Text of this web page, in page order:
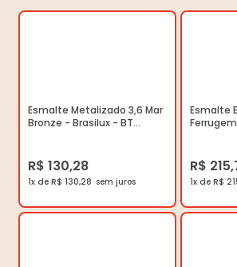
Esmalte Metalizado 3,6 Mar
Bronze - Brasilux - BT
R$ 130,28
1x de R$ 130,28
Esmalte
R$
1x de R$